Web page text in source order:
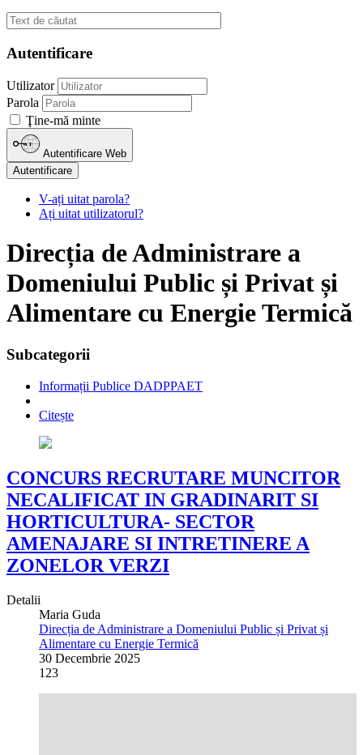
Autentificare
Utilizator
Parola
Ţine-mă minte
Autentificare Web
Autentificare
V-ați uitat parola?
Ați uitat utilizatorul?
Direcția de Administrare a
Domeniului Public și Privat și
Alimentare cu Energie Termică
Subcategorii
Informații Publice DADPPAET
Citește
CONCURS RECRUTARE MUNCITOR
NECALIFICAT IN GRADINARIT SI
HORTICULTURA- SECTOR
AMENAJARE SI INTRETINERE A
ZONELOR VERZI
Detalii
Maria Guda
Direcția de Administrare a Domeniului Public și Privat și
Alimentare cu Energie Termică
30 Decembrie 2025
123